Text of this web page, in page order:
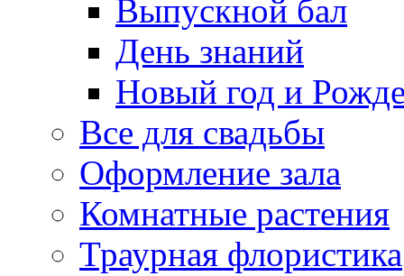
Выпускной бал
День знаний
Новый год и
Все для свадьбы
Оформление зала
Комнатные растения
Траурная флористика